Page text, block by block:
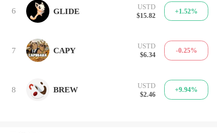
6 GLIDE
USTD
$15.82
+1.52%
7 CAPY
USTD
$6.34
-0.25%
8 BREW
USTD
$2.46
+9.94%